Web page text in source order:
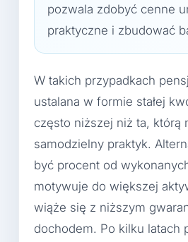
pozwala zdobyć cenne
praktyczne i zbudować
W takich przypadkach
ustalana w formie stałej
często niższej niż ta, którą
samodzielny praktyk.
być procent od
motywuje do większej
wiąże się z niższym
dochodem. Po kilku latach